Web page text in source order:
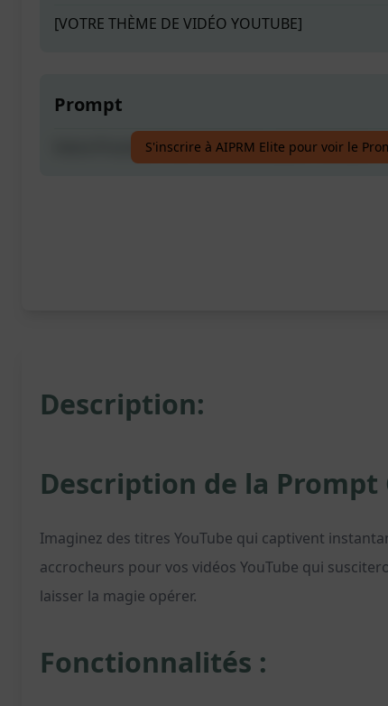
[VOTRE THÈME DE VIDÉO YOUTUBE]
Prompt
Votre Prochain Titre Accrocheur pour Youtube
S'inscrire à AIPRM Elite pour voir le
Description:
Description de la Prompt
Imaginez des titres YouTube qui captivent
accrocheurs pour vos vidéos YouTube qui
laisser la magie opérer.
Fonctionnalités :